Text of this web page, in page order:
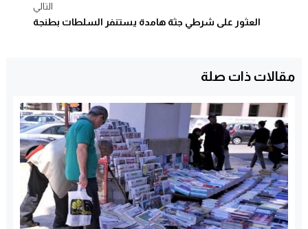
التالي
العثور على شرطي جثة هامدة يستنفر السلطات بطنجة
مقالات ذات صلة